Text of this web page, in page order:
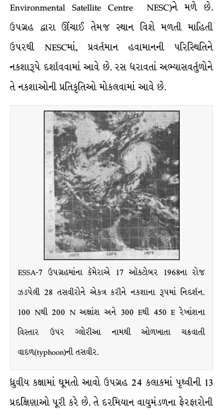
Environmental Satellite Centre NESC)ને મળે છે.
ઉપગ્રહ દ્વારા ઊંચાઈ તેમજ સ્થાન વિશે મળતી માહિતી
ઉપરથી NESCમાં, પ્રવર્તમાન હવામાનની પરિસ્થિતિને
નકશારૂપે દર્શાવવામાં આવે છે. રસ ધરાવતાં અભ્યાસવર્તુળોને
તે નકશાઓની પ્રતિકૃતિઓ મોકલવામાં આવે છે.
ESSA-7 ઉપગ્રહમાંના કૅમેરાએ 17 ઑક્ટોબર 1968ના રોજ
ઝડપેલી 28 તસવીરોને એકત્ર કરીને નકશાના રૂપમાં નિદર્શન.
100 Nથી 200 N અક્ષાંશ અને 300 Eથી 450 E રેખાંશના
વિસ્તાર ઉપર ગ્લોરીઆ નામથી ઓળખાતા ચક્રવાતી
વાદળ(typhoon)ની તસવીર.
ધ્રુવીય કક્ષામાં ઘૂમતો આવો ઉપગ્રહ 24 કલાકમાં પૃથ્વીની 13
પ્રદક્ષિણાઓ પૂરી કરે છે. તે દરમિયાન વાયુમંડળના ફેરફારોની